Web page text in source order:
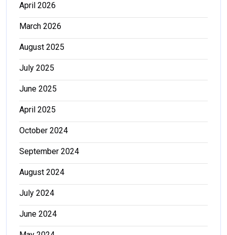
April 2026
March 2026
August 2025
July 2025
June 2025
April 2025
October 2024
September 2024
August 2024
July 2024
June 2024